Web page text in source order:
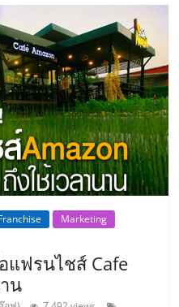
Marketing
แฟรนไชส์ Cafe
น